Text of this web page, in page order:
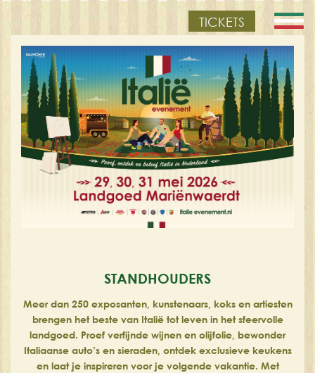
TICKETS
STANDHOUDERS
Meer dan 250 exposanten, kunstenaars, koks en artiesten
brengen het beste van Italië tot leven in het sfeervolle
landgoed. Proef verfijnde wijnen en olijfolie, bewonder
Italiaanse auto’s en sieraden, ontdek exclusieve keukens
en laat je inspireren voor je volgende vakantie. Met